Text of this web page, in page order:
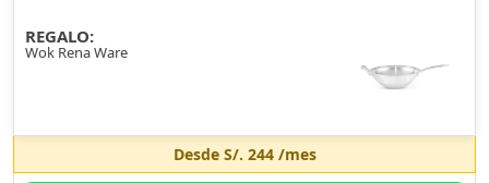
REGALO:
Wok Rena Ware
Desde S/. 244/mes